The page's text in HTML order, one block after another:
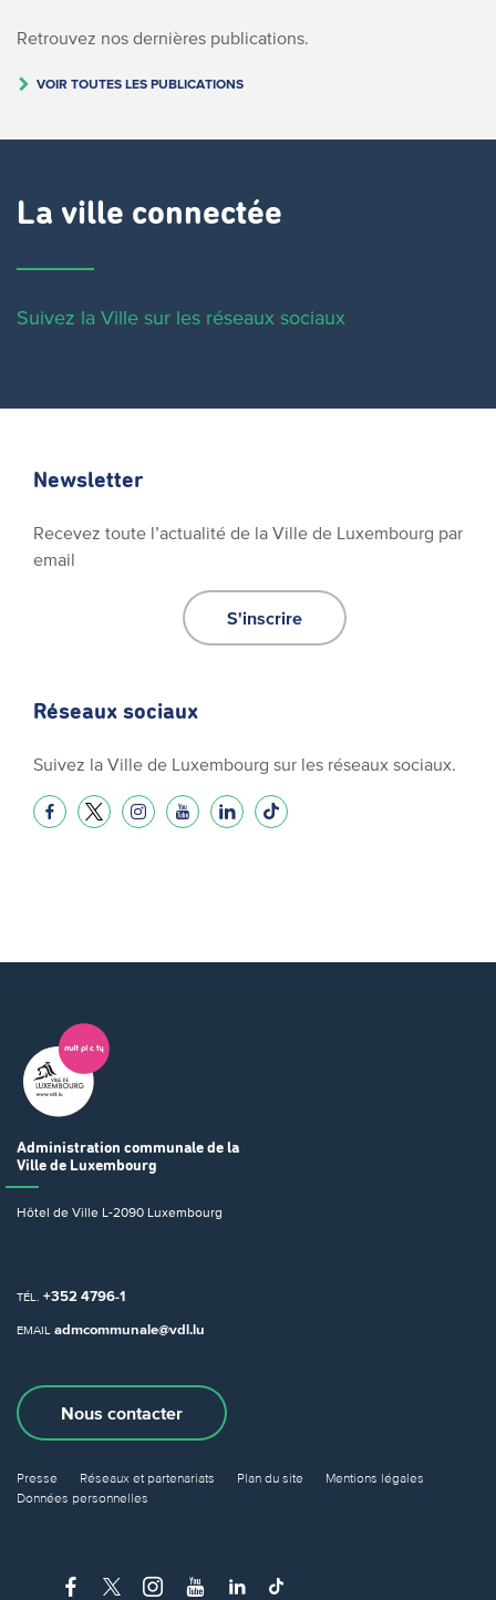
Retrouvez nos dernières publications.
VOIR TOUTES LES PUBLICATIONS
La ville connectée
Suivez la Ville sur les réseaux sociaux
Newsletter
Recevez toute l’actualité de la Ville de Luxembourg par
email
S'inscrire
Réseaux sociaux
Suivez la Ville de Luxembourg sur les réseaux sociaux.
Administration communale de la
Ville de Luxembourg
Hôtel de Ville L-2090 Luxembourg
TÉL. +352 4796-1
EMAIL admcommunale@vdl.lu
Nous contacter
Presse Réseaux et partenariats Plan du site
Mentions légales
Données personnelles